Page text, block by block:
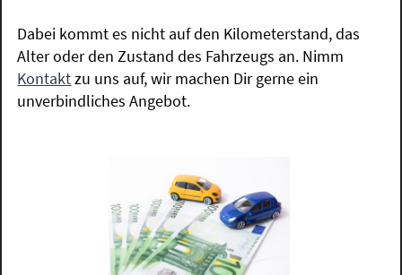
Dabei kommt es nicht auf den Kilometerstand, das
Alter oder den Zustand des Fahrzeugs an. Nimm
Kontaktzu uns auf, wir machen Dir gerne ein
unverbindliches Angebot.